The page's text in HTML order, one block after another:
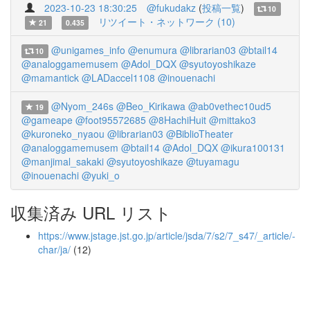
2023-10-23 18:30:25 @fukudakz (投稿一覧)
10
21
0.435 リツイート・ネットワーク (10)
10 @unigames_info @enumura @librarian03 @btail14
@analoggamemusem @Adol_DQX @syutoyoshikaze
@mamantick @LADaccel1108 @inouenachi
19 @Nyom_246s @Beo_Kirikawa @ab0vethec10ud5
@gameape @foot95572685 @8HachiHuit @mittako3
@kuroneko_nyaou @librarian03 @BiblioTheater
@analoggamemusem @btail14 @Adol_DQX @ikura100131
@manjimal_sakaki @syutoyoshikaze @tuyamagu
@inouenachi @yuki_o
収集済み URL リスト
https://www.jstage.jst.go.jp/article/jsda/7/s2/7_s47/_article/-
char/ja/ (12)